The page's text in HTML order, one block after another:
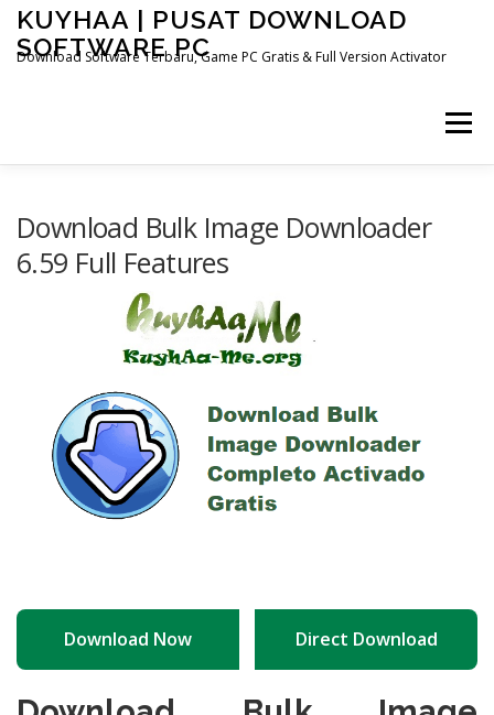
Skip
content
KUYHAA | PUSAT DOWNLOAD
SOFTWARE PC
Download Software Terbaru, Game PC Gratis & Full Version Activator
Menu
Download Bulk Image Downloader
6.59 Full Features
Download Now Direct Download